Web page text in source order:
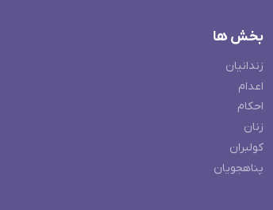
بخش ها
زندانیان
اعدام
احکام
زنان
کولبران
پناهجویان